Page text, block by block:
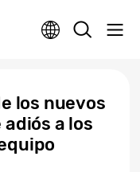
los nuevos
adiós a los